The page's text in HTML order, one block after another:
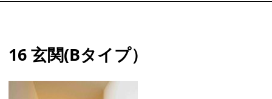
16 玄関(Bタイプ）